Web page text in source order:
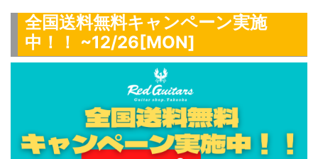
全国送料無料キャンペーン実施
中！！ ~12/26[MON]